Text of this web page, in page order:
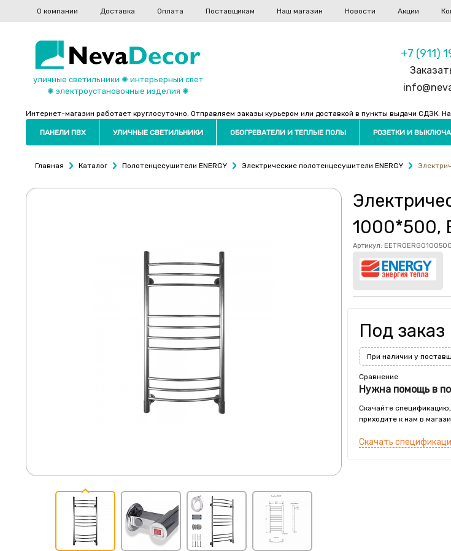
О компании Доставка Оплата Поставщикам Наш магазин Новости Акции
уличные светильники ✺ интерьерный свет
✺ электроустановочные изделия ✺
+7 (911)
Интернет-магазин работает круглосуточно. Отправляем заказы курьером или доставкой в пункты выдачи СДЭК.
ПАНЕЛИ ПВХ УЛИЧНЫЕ СВЕТИЛЬНИКИ ОБОГРЕВАТЕЛИ И ТЕПЛЫЕ ПОЛЫ РОЗЕТКИ И
Главная Каталог Полотенцесушители ENERGY Электрические полотенцесушители ENERGY
1000*500,
Артикул:
Под заказ
При наличии у
Сравнение
Нужна помощь в
Скачайте
приходите к нам в
Скачать